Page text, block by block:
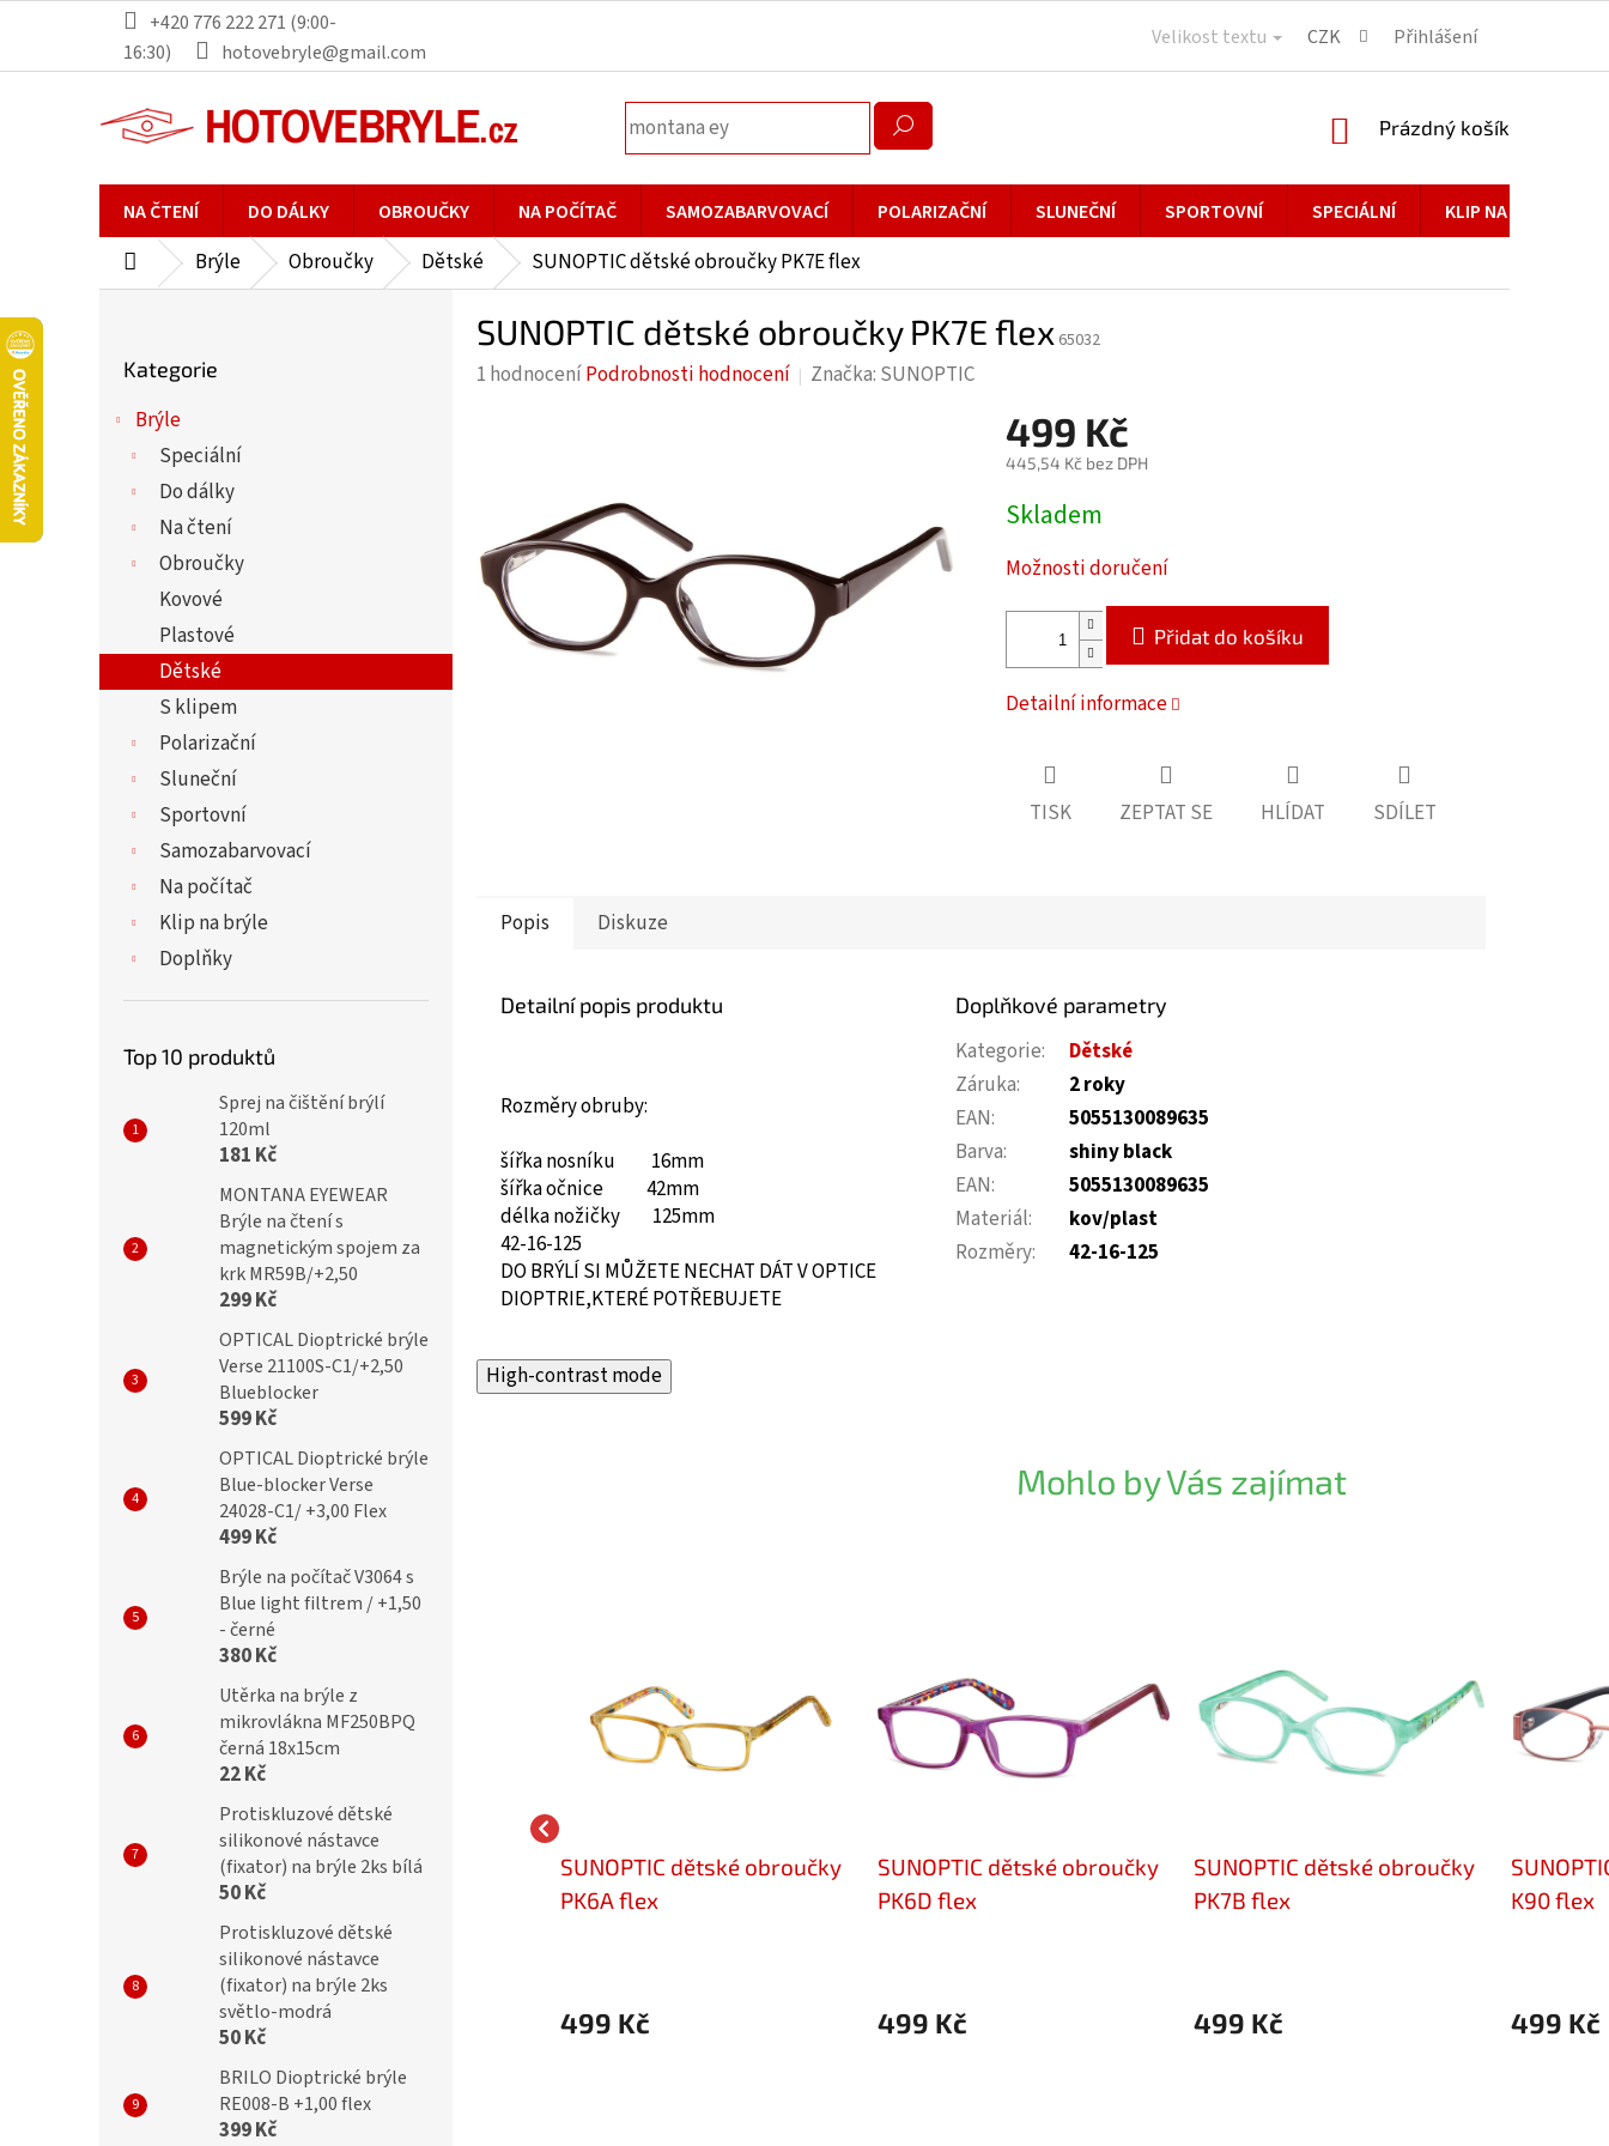
obsah
+420 776 222 271 (9:00-
16:30)
hotovebryle@gmail.com
Velikost textu CZK Přihlášení
NÁKUPNÍ
Prázdný košík
NA ČTENÍ DO DÁLKY OBROUČKY NA POČÍTAČ SAMOZABARVOVACÍ POLARIZAČNÍ SLUNEČNÍ SPORTOVNÍ SPECIÁLNÍ KLIP NA BRÝLE
DomůBrýle Obroučky Dětské SUNOPTIC dětské obroučky PK7E flex
e
l
kategorie
Kategorie
Brýle
Speciální
Do dálky
Na čtení
Obroučky
Kovové
Plastové
Dětské
S klipem
Polarizační
Sluneční
Sportovní
Samozabarvovací
Na počítač
Klip na brýle
Doplňky
Top 10 produktů
Sprej na čištění brýlí
120ml
181 Kč
MONTANA EYEWEAR
Brýle na čtení s
magnetickým spojem za
krk MR59B/+2,50
299 Kč
OPTICAL Dioptrické brýle
Verse 21100S-C1/+2,50
Blueblocker
599 Kč
OPTICAL Dioptrické brýle
Blue-blocker Verse
24028-C1/ +3,00 Flex
499 Kč
Brýle na počítač V3064 s
Blue light filtrem / +1,50
- černé
380 Kč
Utěrka na brýle z
mikrovlákna MF250BPQ
černá 18x15cm
22 Kč
Protiskluzové dětské
silikonové nástavce
(fixator) na brýle 2ks bílá
50 Kč
Protiskluzové dětské
silikonové nástavce
(fixator) na brýle 2ks
světlo-modrá
50 Kč
BRILO Dioptrické brýle
RE008-B +1,00 flex
399 Kč
SUNOPTIC dětské obroučky PK7E flex 65032
Průměrné
hvězdiček.
1 hodnoceníPodrobnosti hodnocení Značka: SUNOPTIC
499 Kč
445,54 Kč bez DPH
Měrná
cena:
Skladem
Možnosti doručení
Přidat do košíku
Detailní informace
TISK ZEPTAT SE HLÍDAT SDÍLET
Popis Diskuze
Detailní popis produktu
Rozměry obruby:
šířka nosníku 16mm
šířka očnice 42mm
délka nožičky 125mm
42-16-125
DO BRÝLÍ SI MŮŽETE NECHAT DÁT V OPTICE
DIOPTRIE,KTERÉ POTŘEBUJETE
Doplňkové parametry
Kategorie:
Dětské
Záruka:
2 roky
EAN:
5055130089635
Barva:
shiny black
EAN:
5055130089635
Materiál:
kov/plast
Rozměry: 42-16-125
High-contrast mode
Mohlo by Vás zajímat
dětské obroučky
SUNOPTIC dětské obroučky
K91D flex
499 Kč
SUNOPTIC dětské obroučky
PK6A flex
499 Kč
SUNOPTIC dětské obroučky
PK6D flex
499 Kč
SUNOPTIC dětské obroučky
PK7B flex
499 Kč
K90 flex
499 Kč